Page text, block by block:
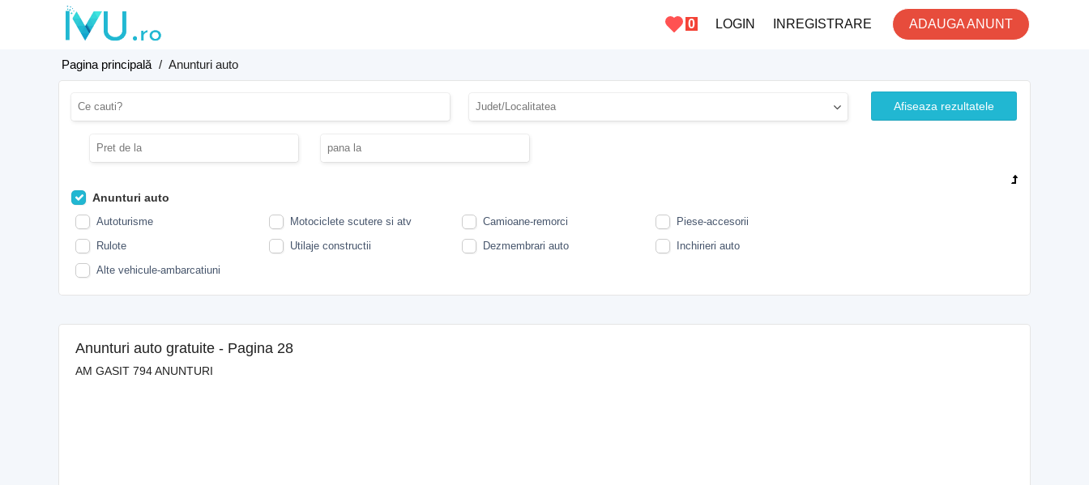
ADAUGA ANUNT
INREGISTRARE
LOGIN
0
Pagina principală / Anunturi auto
Anunturi auto
Autoturisme Motociclete scutere si atv Camioane-remorci
Piese-accesorii
Rulote
Utilaje constructii Dezmembrari auto
Inchirieri auto
Alte vehicule-ambarcatiuni
Afiseaza rezultatele
Anunturi auto gratuite - Pagina 28
AM GASIT 794 ANUNTURI